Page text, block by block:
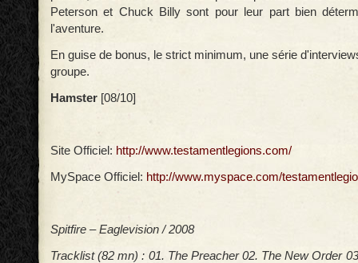
Peterson et Chuck Billy sont pour leur part bien
l'aventure.
En guise de bonus, le strict minimum, une série
groupe.
Hamster [08/10]
Site Officiel: http://www.testamentlegions.com/
MySpace Officiel: http://www.myspace.com/
Spitfire – Eaglevision / 2008
Tracklist (82 mn) : 01. The Preacher 02. The New Order